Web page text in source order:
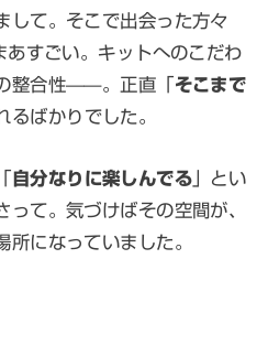
して。そこで出会った方々
あすごい。キットへのこだわ
整合性——。正直「 そこまで
るばかりでした。
自分なりに楽しんでる」とい
って。気づけばその空間が、
になっていました。